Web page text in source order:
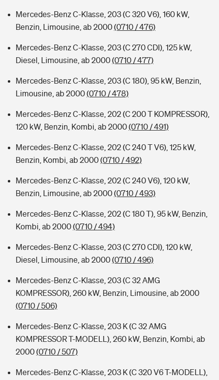
Mercedes-Benz C-Klasse, 203 (C 320 V6), 160 kW,
Benzin, Limousine, ab 2000(0710 / 476)
Mercedes-Benz C-Klasse, 203 (C 270 CDI), 125 kW,
Diesel, Limousine, ab 2000(0710 / 477)
Mercedes-Benz C-Klasse, 203 (C 180), 95 kW, Benzin,
Limousine, ab 2000(0710 / 478)
Mercedes-Benz C-Klasse, 202 (C 200 T KOMPRESSOR),
120 kW, Benzin, Kombi, ab 2000(0710 / 491)
Mercedes-Benz C-Klasse, 202 (C 240 T V6), 125 kW,
Benzin, Kombi, ab 2000(0710 / 492)
Mercedes-Benz C-Klasse, 202 (C 240 V6), 120 kW,
Benzin, Limousine, ab 2000(0710 / 493)
Mercedes-Benz C-Klasse, 202 (C 180 T), 95 kW, Benzin,
Kombi, ab 2000(0710 / 494)
Mercedes-Benz C-Klasse, 203 (C 270 CDI), 120 kW,
Diesel, Limousine, ab 2000(0710 / 496)
Mercedes-Benz C-Klasse, 203 (C 32 AMG
KOMPRESSOR), 260 kW, Benzin, Limousine, ab 2000
(0710 / 506)
Mercedes-Benz C-Klasse, 203 K (C 32 AMG
KOMPRESSOR T-MODELL), 260 kW, Benzin, Kombi, ab
2000(0710 / 507)
Mercedes-Benz C-Klasse, 203 K (C 320 V6 T-MODELL),